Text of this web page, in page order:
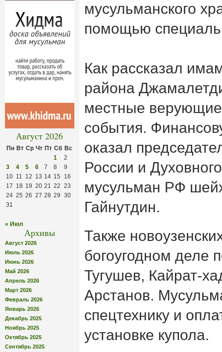
Август 2026
Пн Вт Ср Чт Пт Сб Вс
1
2
3
4 5 6 7 8
9
10 11 12 13 14 15
16
17 18 19 20 21 22 23
24 25 26 27 28 29 30
31
« Июл
Архивы
Август 2026
Июль 2026
Июнь 2026
Май 2026
Апрель 2026
Март 2026
Февраль 2026
Январь 2026
Декабрь 2025
Ноябрь 2025
Октябрь 2025
Сентябрь 2025
мусульманского
помощью
Как рассказал
района
местные верующие
события.
оказал
России и
мусульман РФ
Гайнутдин.
Также
богоугодном деле
Тугушев, Кайрат-
Арстанов.
спецтехнику и
установке купола.